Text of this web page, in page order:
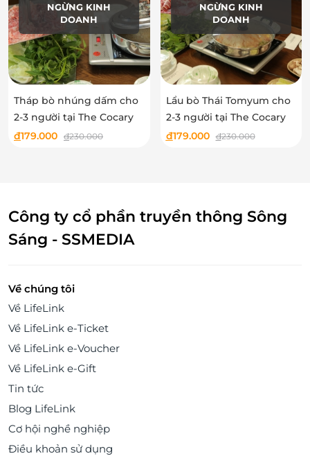
NGỪNG KINH
DOANH
Tháp bò nhúng dấm cho
2-3 người tại The Cocary
đ179.000 đ230.000
NGỪNG KINH
DOANH
Lẩu bò Thái Tomyum cho
2-3 người tại The Cocary
đ179.000 đ230.000
Công ty cổ phần truyền thông Sông
Sáng - SSMEDIA
Về chúng tôi
Về LifeLink
Về LifeLink e-Ticket
Về LifeLink e-Voucher
Về LifeLink e-Gift
Tin tức
Blog LifeLink
Cơ hội nghề nghiệp
Điều khoản sử dụng